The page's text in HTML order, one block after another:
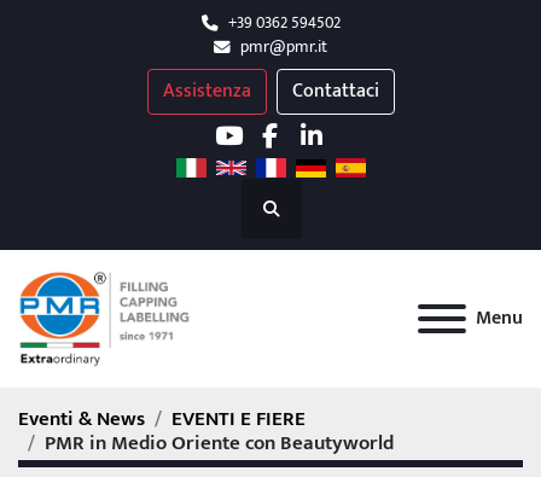
+39 0362 594502
pmr@pmr.it
Assistenza Contattaci
youtube
facebook
linkedin
Cerca
Menu
Eventi & News EVENTI E FIERE
PMR in Medio Oriente con Beautyworld